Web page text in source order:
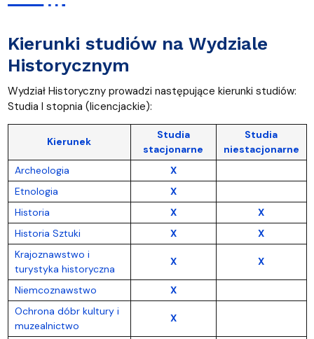
Kierunki studiów na Wydziale
Historycznym
Wydział Historyczny prowadzi następujące kierunki studiów:
Studia I stopnia (licencjackie):
Kierunek
Studia
stacjonarne
Studia
niestacjonarne
Archeologia
X
Etnologia
X
Historia
X
X
Historia Sztuki
X
X
Krajoznawstwo i
turystyka historyczna
X X
Niemcoznawstwo
X
Ochrona dóbr kultury i
muzealnictwo
X